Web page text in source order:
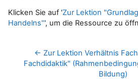
Abschlussbedingungen
Klicken Sie auf 'Zur Lektion
Handelns"', um die Ressource zu
← Zur Lektion Verhältnis
Fachdidaktik"
Bildung)